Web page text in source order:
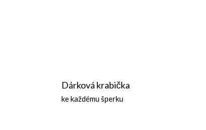
Dárková krabička
ke každému šperku